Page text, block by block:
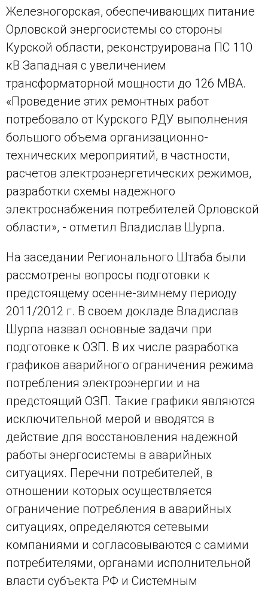
Железногорская, обеспечивающих питание
Орловской энергосистемы со стороны
Курской области, реконструирована ПС 110
кВ Западная с увеличением
трансформаторной мощности до 126 МВА.
«Проведение этих ремонтных работ
потребовало от Курского РДУ выполнения
большого объема организационно-
технических мероприятий, в частности,
расчетов электроэнергетических режимов,
разработки схемы надежного
электроснабжения потребителей Орловской
области», - отметил Владислав Шурпа.
На заседании Регионального Штаба были
рассмотрены вопросы подготовки к
предстоящему осенне-зимнему периоду
2011/2012 г. В своем докладе Владислав
Шурпа назвал основные задачи при
подготовке к ОЗП. В их числе разработка
графиков аварийного ограничения режима
потребления электроэнергии и на
предстоящий ОЗП. Такие графики являются
исключительной мерой и вводятся в
действие для восстановления надежной
работы энергосистемы в аварийных
ситуациях. Перечни потребителей, в
отношении которых осуществляется
ограничение потребления в аварийных
ситуациях, определяются сетевыми
компаниями и согласовываются с самими
потребителями, органами исполнительной
власти субъекта РФ и Системным